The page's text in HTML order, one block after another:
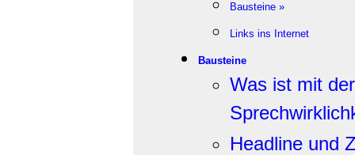
Bausteine »
Links ins Internet
Bausteine
Was ist mit
Headline und